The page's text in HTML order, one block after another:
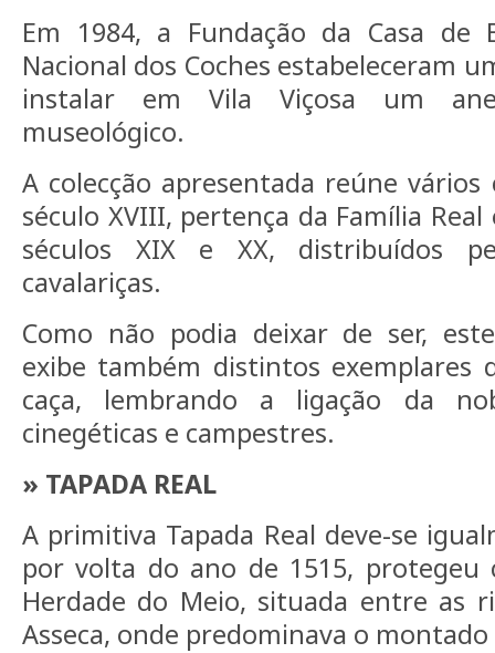
Em 1984, a Fundação da Casa de
Nacional dos Coches estabeleceram
instalar em Vila Viçosa um
museológico.
A colecção apresentada reúne
século XVIII, pertença da Família
séculos XIX e XX, distribuídos
cavalariças.
Como não podia deixar de ser,
exibe também distintos exemplares
caça, lembrando a ligação da
cinegéticas e campestres.
» TAPADA REAL
A primitiva Tapada Real deve-se
por volta do ano de 1515,
Herdade do Meio, situada entre as
Asseca, onde predominava o